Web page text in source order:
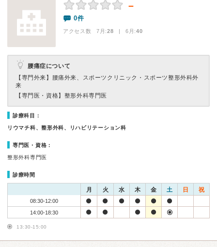
－
0件
アクセス数 7月:28 | 6月:40
腰痛症について
【専門外来】
腰痛外来、スポーツクリニック・スポーツ整形外科外
来
【専門医・資格】 整形外科専門医
診療科目：
リウマチ科、整形外科、リハビリテーション科
専門医・資格：
整形外科専門医
診療時間
月 火 水 木 金 土 日 祝
08:30-12:00
14:00-18:30
13:30-15:00